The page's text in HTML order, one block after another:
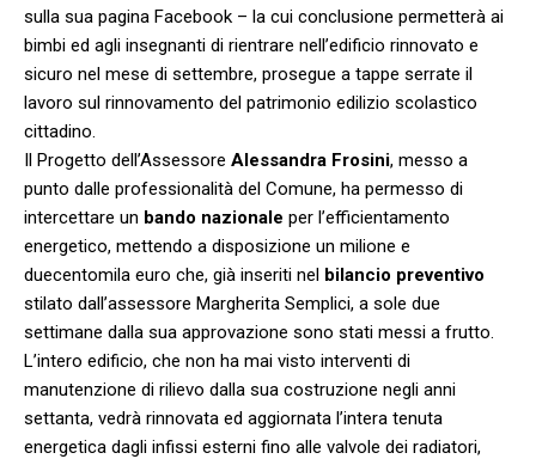
sulla sua pagina Facebook – la cui conclusione permetterà ai
bimbi ed agli insegnanti di rientrare nell’edificio rinnovato e
sicuro nel mese di settembre, prosegue a tappe serrate il
lavoro sul rinnovamento del patrimonio edilizio scolastico
cittadino.
Il Progetto dell’Assessore Alessandra Frosini, messo a
punto dalle professionalità del Comune, ha permesso di
intercettare un bando nazionale per l’efficientamento
energetico, mettendo a disposizione un milione e
duecentomila euro che, già inseriti nel bilancio preventivo
stilato dall’assessore Margherita Semplici, a sole due
settimane dalla sua approvazione sono stati messi a frutto.
L’intero edificio, che non ha mai visto interventi di
manutenzione di rilievo dalla sua costruzione negli anni
settanta, vedrà rinnovata ed aggiornata l’intera tenuta
energetica dagli infissi esterni fino alle valvole dei radiatori,